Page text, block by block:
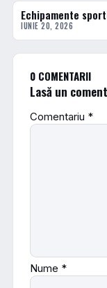
ACTUALE
Echipamente
IUNIE 20, 2026
0 COMENTARII
Lasă un
Comentariu *
Nume *